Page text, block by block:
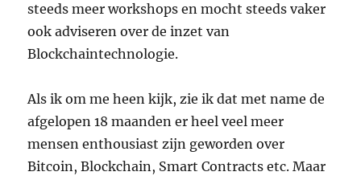
steeds meer workshops en mocht steeds vaker
ook adviseren over de inzet van
Blockchaintechnologie.
Als ik om me heen kijk, zie ik dat met name de
afgelopen 18 maanden er heel veel meer
mensen enthousiast zijn geworden over
Bitcoin, Blockchain, Smart Contracts etc. Maar